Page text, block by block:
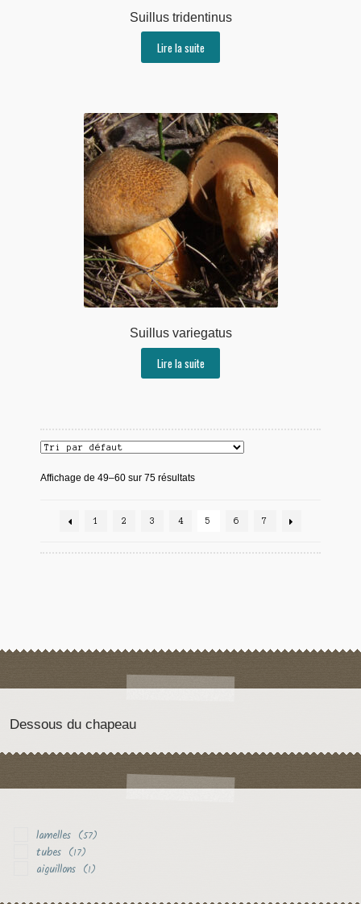
Suillus tridentinus
Lire la suite
Suillus variegatus
Lire la suite
Affichage de 49–60 sur 75 résultats
1 2 3 4 5 6 7
Dessous du chapeau
lamelles (57)
tubes (17)
aiguillons (1)